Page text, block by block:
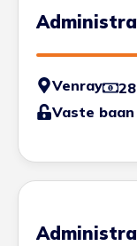
Transport
Venray
Vaste baan